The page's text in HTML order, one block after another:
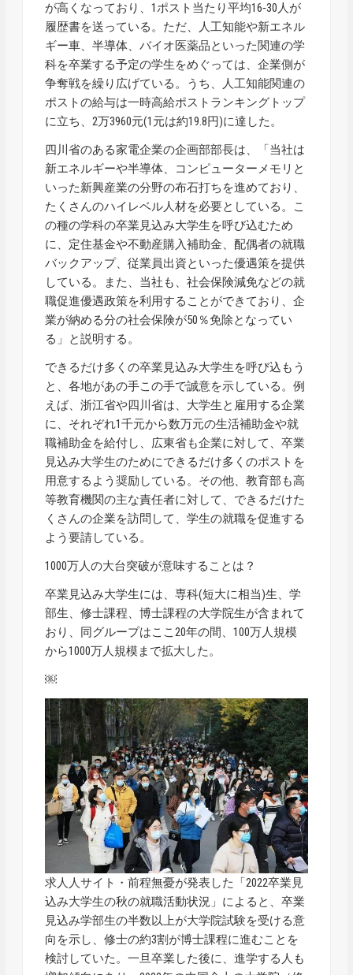
が高くなっており、1ポスト当たり平均16‐30人が
履歴書を送っている。ただ、人工知能や新エネル
ギー車、半導体、バイオ医薬品といった関連の学
科を卒業する予定の学生をめぐっては、企業側が
争奪戦を繰り広げている。うち、人工知能関連の
ポストの給与は一時高給ポストランキングトップ
に立ち、2万3960元(1元は約19.8円)に達した。
四川省のある家電企業の企画部部長は、「当社は
新エネルギーや半導体、コンピューターメモリと
いった新興産業の分野の布石打ちを進めており、
たくさんのハイレベル人材を必要としている。こ
の種の学科の卒業見込み大学生を呼び込むため
に、定住基金や不動産購入補助金、配偶者の就職
バックアップ、従業員出資といった優遇策を提供
している。また、当社も、社会保険減免などの就
職促進優遇政策を利用することができており、企
業が納める分の社会保険が50％免除となってい
る」と説明する。
できるだけ多くの卒業見込み大学生を呼び込もう
と、各地があの手この手で誠意を示している。例
えば、浙江省や四川省は、大学生と雇用する企業
に、それぞれ1千元から数万元の生活補助金や就
職補助金を給付し、広東省も企業に対して、卒業
見込み大学生のためにできるだけ多くのポストを
用意するよう奨励している。その他、教育部も高
等教育機関の主な責任者に対して、できるだけた
くさんの企業を訪問して、学生の就職を促進する
よう要請している。
1000万人の大台突破が意味することは？
卒業見込み大学生には、専科(短大に相当)生、学
部生、修士課程、博士課程の大学院生が含まれて
おり、同グループはここ20年の間、100万人規模
から1000万人規模まで拡大した。
￼
求人人サイト・前程無憂が発表した「2022卒業見
込み大学生の秋の就職活動状況」によると、卒業
見込み学部生の半数以上が大学院試験を受ける意
向を示し、修士の約3割が博士課程に進むことを
検討していた。一旦卒業した後に、進学する人も